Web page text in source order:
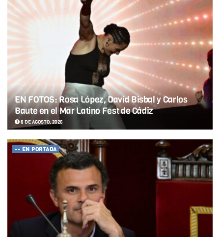
EN FOTOS: Rosa López, David Bisbal y Carlos
Baute en el Mar Latino Fest de Cádiz
8 DE AGOSTO, 2026
-- EN PORTADA